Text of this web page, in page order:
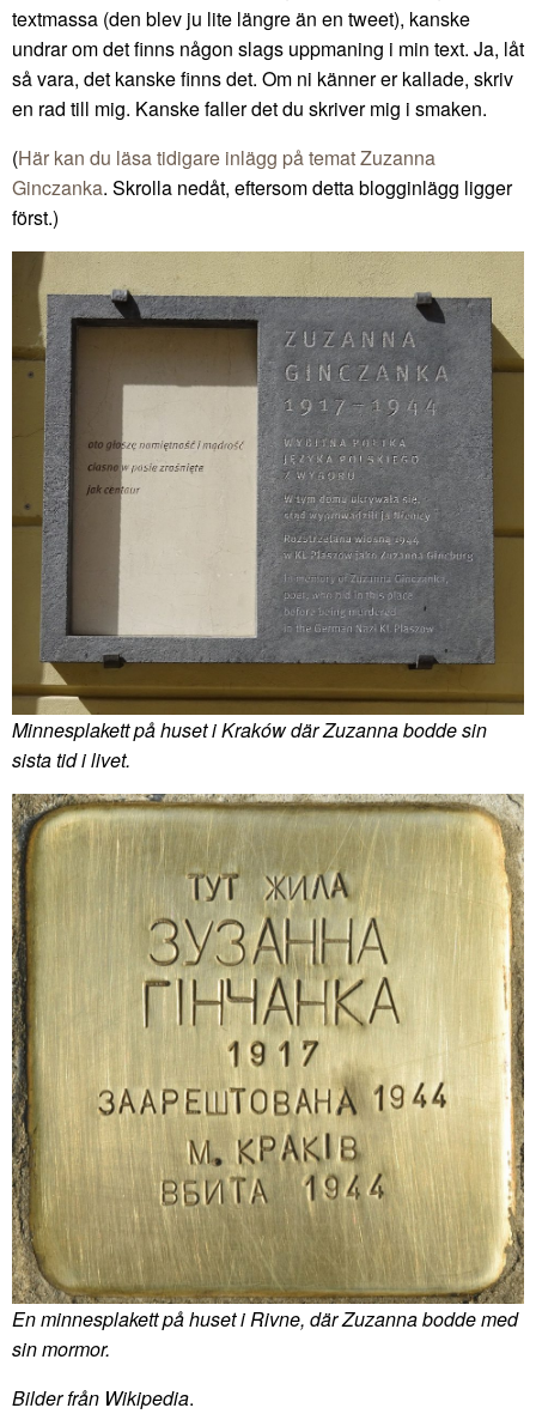
textmassa (den blev ju lite längre än en tweet), kanske
undrar om det finns någon slags uppmaning i min text. Ja, låt
så vara, det kanske finns det. Om ni känner er kallade, skriv
en rad till mig. Kanske faller det du skriver mig i smaken.
(Här kan du läsa tidigare inlägg på temat Zuzanna
Ginczanka. Skrolla nedåt, eftersom detta blogginlägg ligger
först.)
Minnesplakett på huset i Kraków där Zuzanna bodde sin
sista tid i livet.
En minnesplakett på huset i Rivne, där Zuzanna bodde med
sin mormor.
Bilder från Wikipedia.